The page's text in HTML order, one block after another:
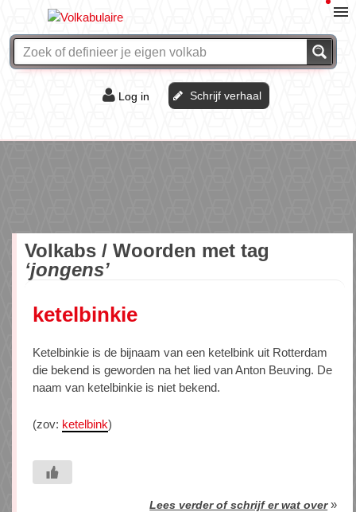
Log in Schrijf verhaal
Volkabs / Woorden met tag
‘jongens’
ketelbinkie
Ketelbinkie is de bijnaam van een ketelbink uit Rotterdam
die bekend is geworden na het lied van Anton Beuving. De
naam van ketelbinkie is niet bekend.
(zov: ketelbink)
Lees verder of schrijf er wat over»